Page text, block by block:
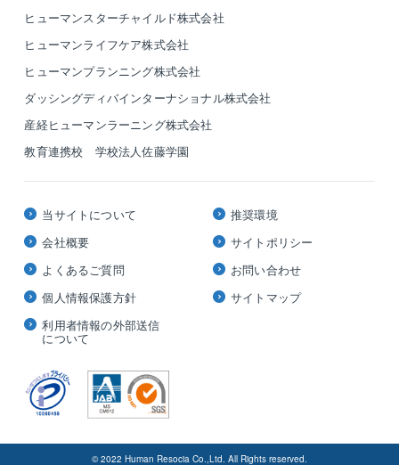
ヒューマンスターチャイルド株式会社
ヒューマンライフケア株式会社
ヒューマンプランニング株式会社
ダッシングディバインターナショナル株式会社
産経ヒューマンラーニング株式会社
教育連携校 学校法人佐藤学園
当サイトについて
会社概要
よくあるご質問
個人情報保護方針
利用者情報の外部送信
について
推奨環境
サイトポリシー
お問い合わせ
サイトマップ
© 2022 Human Resocia Co.,Ltd. All Rights reserved.